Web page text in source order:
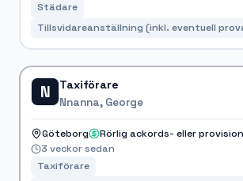
Städare
Tillsvidareanställning (inkl. eventuell
N Taxiförare
Nnanna, George
Göteborg
Rörlig ackords- eller
3 veckor sedan
Taxiförare